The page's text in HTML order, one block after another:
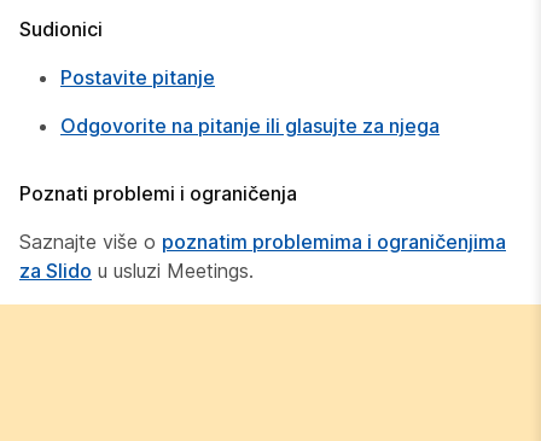
Sudionici
Postavite pitanje
Odgovorite na pitanje ili glasujte za njega
Poznati problemi i ograničenja
Saznajte više o poznatim problemima i ograničenjima
za Slido u usluzi Meetings.